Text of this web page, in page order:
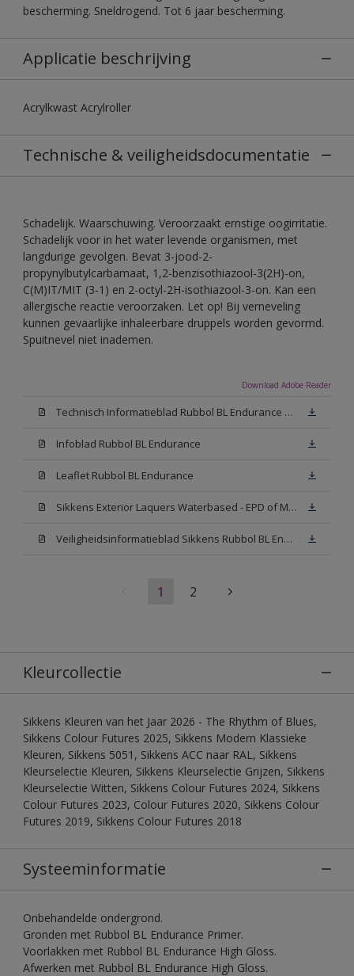
bescherming. Sneldrogend. Tot 6 jaar bescherming.
Applicatie beschrijving
Acrylkwast Acrylroller
Technische & veiligheidsdocumentatie
Schadelijk. Waarschuwing. Veroorzaakt ernstige oogirritatie.
Schadelijk voor in het water levende organismen, met
langdurige gevolgen. Bevat 3-jood-2-
propynylbutylcarbamaat, 1,2-benzisothiazool-3(2H)-on,
C(M)IT/MIT (3-1) en 2-octyl-2H-isothiazool-3-on. Kan een
allergische reactie veroorzaken. Let op! Bij verneveling
kunnen gevaarlijke inhaleerbare druppels worden gevormd.
Spuitnevel niet inademen.
Download Adobe Reader
Technisch Informatieblad Rubbol BL Endurance HG (PDF)
Infoblad Rubbol BL Endurance
Leaflet Rubbol BL Endurance
Sikkens Exterior Laquers Waterbased - EPD of Milieuproductverklaring
Veiligheidsinformatieblad Sikkens Rubbol BL Endurance High Gloss N00 (MSDS)
1 2
Kleurcollectie
Sikkens Kleuren van het Jaar 2026 - The Rhythm of Blues,
Sikkens Colour Futures 2025, Sikkens Modern Klassieke
Kleuren, Sikkens 5051, Sikkens ACC naar RAL, Sikkens
Kleurselectie Kleuren, Sikkens Kleurselectie Grijzen, Sikkens
Kleurselectie Witten, Sikkens Colour Futures 2024, Sikkens
Colour Futures 2023, Colour Futures 2020, Sikkens Colour
Futures 2019, Sikkens Colour Futures 2018
Systeeminformatie
Onbehandelde ondergrond.
Gronden met Rubbol BL Endurance Primer.
Voorlakken met Rubbol BL Endurance High Gloss.
Afwerken met Rubbol BL Endurance High Gloss.